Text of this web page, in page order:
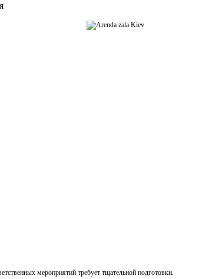
мероприятий требует тщательной подготовки.